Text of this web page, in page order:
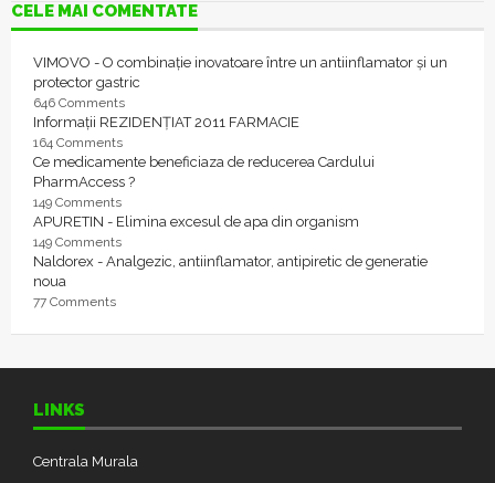
CELE MAI COMENTATE
VIMOVO - O combinație inovatoare între un antiinflamator și un
protector gastric
646 Comments
Informații REZIDENȚIAT 2011 FARMACIE
164 Comments
Ce medicamente beneficiaza de reducerea Cardului
PharmAccess ?
149 Comments
APURETIN - Elimina excesul de apa din organism
149 Comments
Naldorex - Analgezic, antiinflamator, antipiretic de generatie
noua
77 Comments
LINKS
Centrala Murala